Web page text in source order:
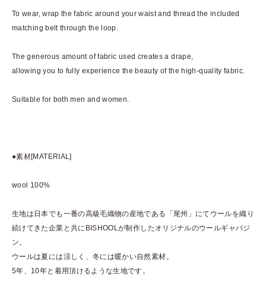
To wear, wrap the fabric around your waist and thread the included
matching belt through the loop.
The generous amount of fabric used creates a drape,
allowing you to fully experience the beauty of the high-quality fabric.
Suitable for both men and women.
●素材[MATERIAL]
wool 100%
生地は日本でも一番の高級毛織物の産地である「尾州」にてウールを織り
続けてきた企業と共にBISHOOLが制作したオリジナルのウールギャバジ
ン。
ウールは夏には涼しく、冬には暖かい自然素材。
5年、10年と着用頂けるような生地です。